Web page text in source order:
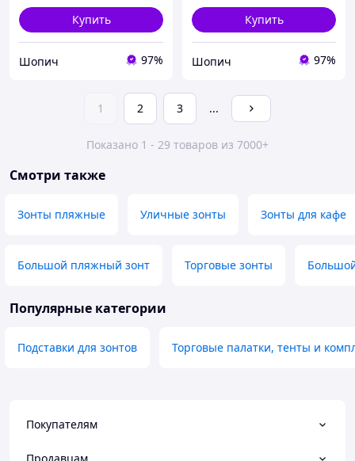
Купить
Шопич 97%
Купить
Шопич 97%
1 2 3 ...
Показано 1 - 29 товаров из 7000+
Смотри также
Зонты пляжные Уличные зонты Зонты для кафе
Большой пляжный зонт Торговые зонты
Популярные категории
Подставки для зонтов Торговые палатки, тенты и
Покупателям